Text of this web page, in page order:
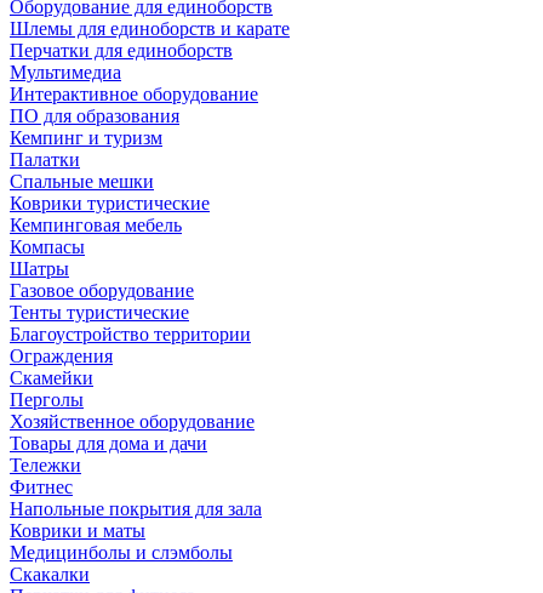
Оборудование для единоборств
Шлемы для единоборств и карате
Перчатки для единоборств
Мультимедиа
Интерактивное оборудование
ПО для образования
Кемпинг и туризм
Палатки
Спальные мешки
Коврики туристические
Кемпинговая мебель
Компасы
Шатры
Газовое оборудование
Тенты туристические
Благоустройство территории
Ограждения
Скамейки
Перголы
Хозяйственное оборудование
Товары для дома и дачи
Тележки
Фитнес
Напольные покрытия для зала
Коврики и маты
Медицинболы и слэмболы
Скакалки